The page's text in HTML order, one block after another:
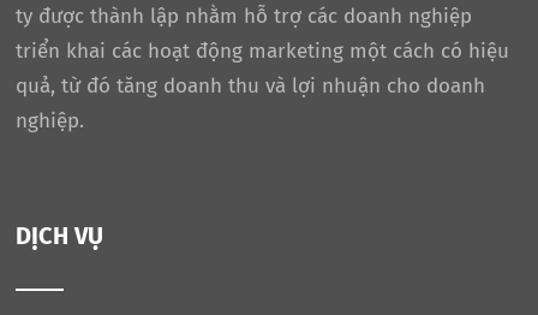
ty được thành lập nhằm hỗ trợ các doanh nghiệp
triển khai các hoạt động marketing một cách có hiệu
quả, từ đó tăng doanh thu và lợi nhuận cho doanh
nghiệp.
DỊCH VỤ